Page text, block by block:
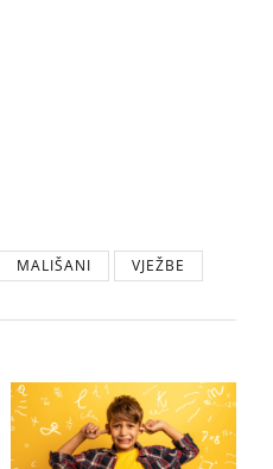
MALIŠANI VJEŽBE